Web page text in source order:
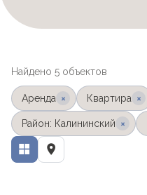
Найдено 5 объектов
Аренда × Квартира ×
Район: Калининский ×